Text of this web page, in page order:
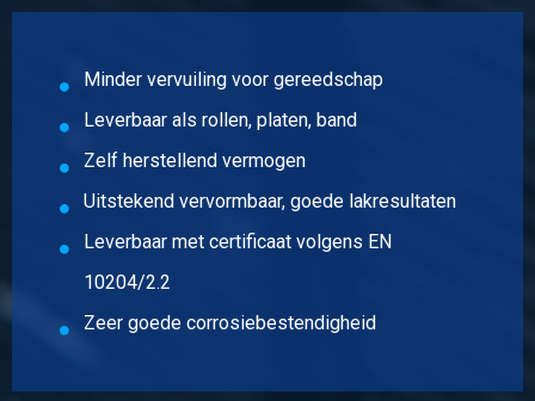
Magnelis plaat S250GD+ZM310 M-A-C 2500x1250x1,5
Stuks gewicht in kg
Bruto prijs
Selecteer
Artikelnummer
3470-0626-31515
Omschrijving
54,00
Minder vervuiling voor gereedschap
Leverbaar als rollen, platen, band
Zelf herstellend vermogen
Uitstekend vervormbaar, goede lakresultaten
Leverbaar met certificaat volgens EN
10204/2.2
Zeer goede corrosiebestendigheid